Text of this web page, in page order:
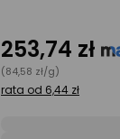
253,74 zł
(84,58 zł/g)
rata od 6,44 zł